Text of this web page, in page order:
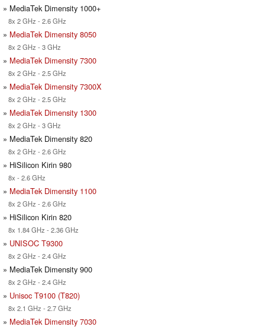
» MediaTek Dimensity 1000+
8x 2 GHz - 2.6 GHz
» MediaTek Dimensity 8050
8x 2 GHz - 3 GHz
» MediaTek Dimensity 7300
8x 2 GHz - 2.5 GHz
» MediaTek Dimensity 7300X
8x 2 GHz - 2.5 GHz
» MediaTek Dimensity 1300
8x 2 GHz - 3 GHz
» MediaTek Dimensity 820
8x 2 GHz - 2.6 GHz
» HiSilicon Kirin 980
8x - 2.6 GHz
» MediaTek Dimensity 1100
8x 2 GHz - 2.6 GHz
» HiSilicon Kirin 820
8x 1.84 GHz - 2.36 GHz
» UNISOC T9300
8x 2 GHz - 2.4 GHz
» MediaTek Dimensity 900
8x 2 GHz - 2.4 GHz
» Unisoc T9100 (T820)
8x 2.1 GHz - 2.7 GHz
» MediaTek Dimensity 7030